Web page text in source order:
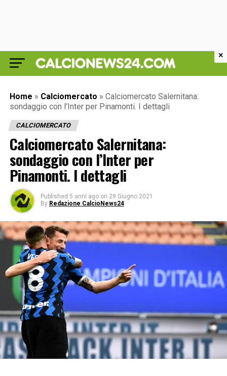
Home » Calciomercato » Calciomercato Salernitana:
sondaggio con l’Inter per Pinamonti. I dettagli
CALCIOMERCATO
Calciomercato Salernitana:
sondaggio con l’Inter per
Pinamonti. I dettagli
Published 5 anni ago on 29 Giugno 2021
By Redazione CalcioNews24
×